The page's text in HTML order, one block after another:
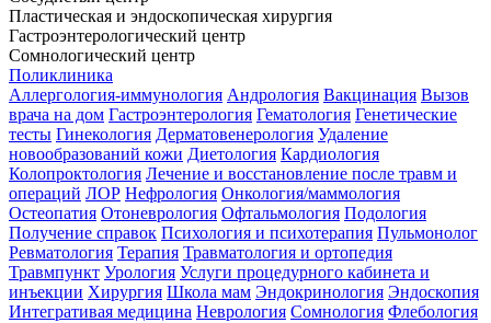
Пластическая и эндоскопическая хирургия
Гастроэнтерологический центр
Сомнологический центр
Поликлиника
Аллергология-иммунология Андрология Вакцинация Вызов
врача на дом Гастроэнтерология Гематология Генетические
тесты Гинекология Дерматовенерология Удаление
новообразований кожи Диетология Кардиология
Колопроктология Лечение и восстановление после травм и
операций ЛОР Нефрология Онкология/маммология
Остеопатия Отоневрология Офтальмология Подология
Получение справок Психология и психотерапия Пульмонолог
Ревматология Терапия Травматология и ортопедия
Травмпункт Урология Услуги процедурного кабинета и
инъекции Хирургия Школа мам Эндокринология Эндоскопия
Интегративая медицина Неврология Сомнология Флебология